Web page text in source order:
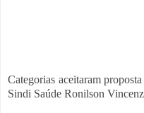
Categorias aceitaram
Sindi Saúde Ronilson